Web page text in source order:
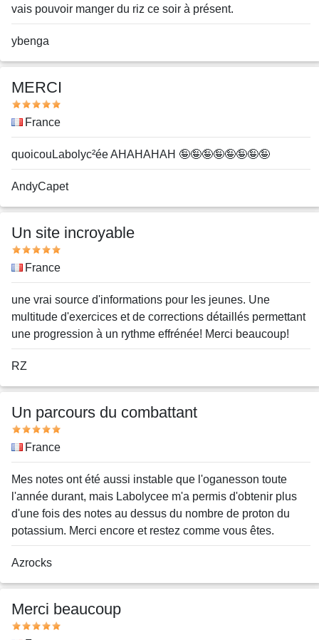
vais pouvoir manger du riz ce soir à présent.
Nom
ybenga
MERCI
Note
PaysFrance
Message
quoicouLabolyc²ée AHAHAHAH 🤪🤪🤪🤪🤪🤪🤪🤪
Nom
AndyCapet
Un site incroyable
Note
PaysFrance
Message
une vrai source d'informations pour les jeunes. Une
multitude d'exercices et de corrections détaillés permettant
une progression à un rythme effrénée! Merci beaucoup!
Nom
RZ
Un parcours du combattant
Note
PaysFrance
Message
Mes notes ont été aussi instable que l'oganesson toute
l'année durant, mais Labolycee m'a permis d'obtenir plus
d'une fois des notes au dessus du nombre de proton du
potassium. Merci encore et restez comme vous êtes.
Nom
Azrocks
Merci beaucoup
Note